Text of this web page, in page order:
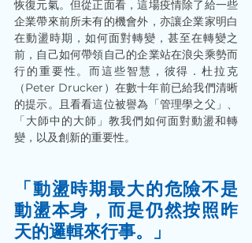
恢復元氣。但從正面看，這場疫情除了給一些
企業帶來前所未有的機會外，亦讓企業家明白
在動盪時期，如何面對轉變，甚至在轉變之
前，自己如何帶領自己的企業站在浪尖乘勢而
行的重要性。而這些智慧，彼得．杜拉克
（Peter Drucker）在數十年前已給我們清晰
的提示。且看看這位被譽為「管理學之父」、
「大師中的大師」教我們如何面對動盪和轉
變，以及創新的重要性。
「動盪時期最大的危險不是
動盪本身，而是仍然按照昨
天的邏輯來行事。」